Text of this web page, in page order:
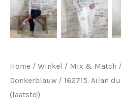
Home / Winkel / Mix & Match /
Donkerblauw / 162715. Ailan
(laatste!)